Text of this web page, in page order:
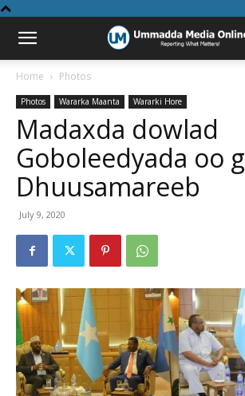
Home Photos
Photos Wararka Maanta Wararki Hore
Madaxda dowlad
Goboleedyada oo
Dhuusamareeb
July 9, 2020